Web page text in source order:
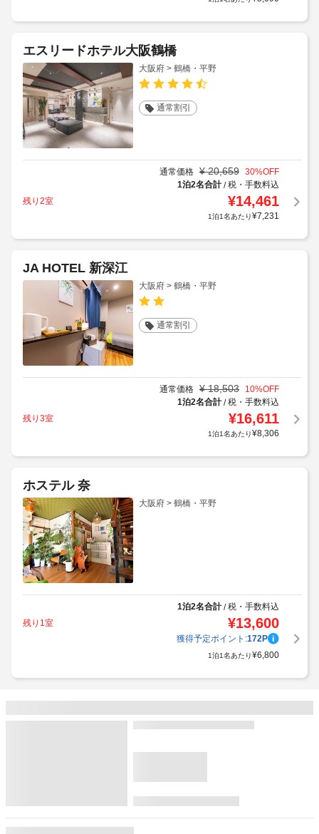
エスリードホテル大阪鶴橋
大阪府 > 鶴橋・平野
通常割引
通常価格 ¥ 20,659 30%OFF
1泊2名合計/税・手数料込
残り2室
¥14,461
1泊1名あたり¥7,231
JA HOTEL 新深江
大阪府 > 鶴橋・平野
通常割引
通常価格 ¥ 18,503 10%OFF
1泊2名合計/税・手数料込
残り3室
¥16,611
1泊1名あたり¥8,306
ホステル 奈
大阪府 > 鶴橋・平野
1泊2名合計/税・手数料込
残り1室
¥13,600
獲得予定ポイント:172P
1泊1名あたり¥6,800